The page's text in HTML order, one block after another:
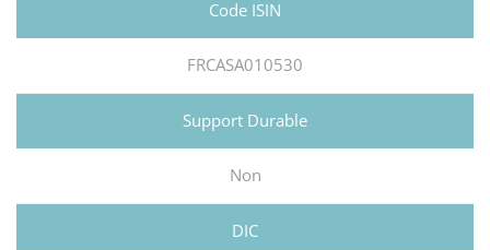
FRCASA010530
Non